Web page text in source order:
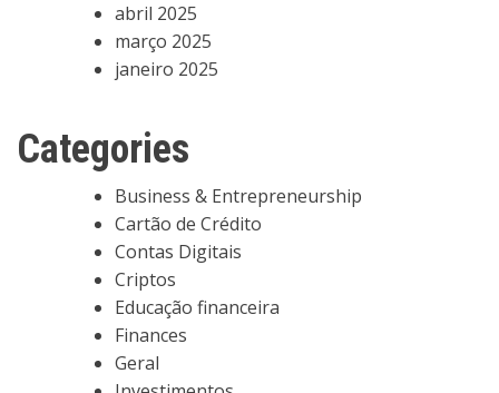
abril 2025
março 2025
janeiro 2025
Categories
Business & Entrepreneurship
Cartão de Crédito
Contas Digitais
Criptos
Educação financeira
Finances
Geral